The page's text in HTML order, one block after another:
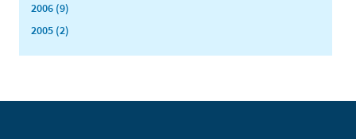
2006 (9)
2005 (2)